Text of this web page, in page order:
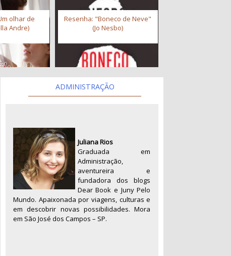
olhar de
Andre)
Resenha: "Boneco de Neve"
(Jo Nesbo)
ADMINISTRAÇÃO
Juliana Rios
Graduada em
Administração,
aventureira e
fundadora dos blogs
Dear Book e Juny Pelo
Mundo. Apaixonada por viagens, culturas e
em descobrir novas possibilidades. Mora
em São José dos Campos – SP.